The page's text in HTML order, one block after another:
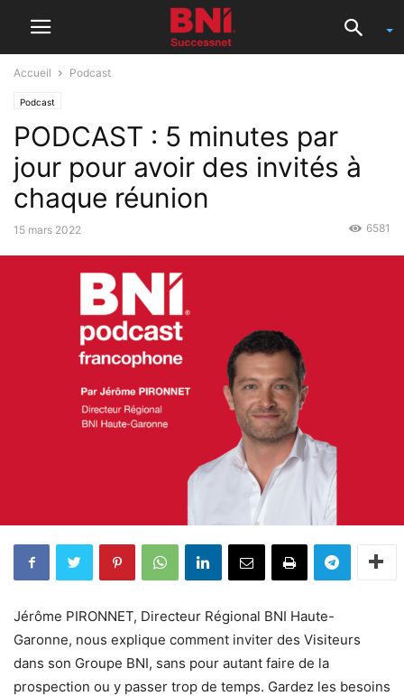
Accueil Podcast
Podcast
PODCAST : 5 minutes par
jour pour avoir des invités à
chaque réunion
15 mars 2022 6581
Jérôme PIRONNET, Directeur Régional BNI Haute-
Garonne, nous explique comment inviter des Visiteurs
dans son Groupe BNI, sans pour autant faire de la
prospection ou y passer trop de temps. Gardez les besoins